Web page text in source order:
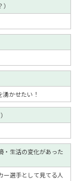
かせたい！
・生活の変化があった
ー選手として見てる人